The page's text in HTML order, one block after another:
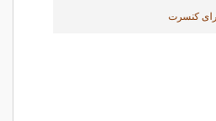
کنسرت